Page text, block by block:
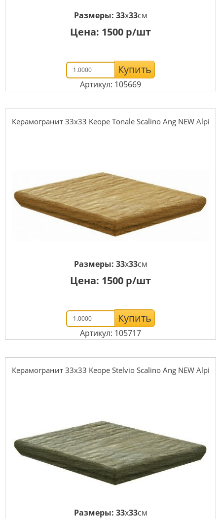
Размеры: 33x33см
Цена: 1500 р/шт
Купить
Артикул: 105669
Керамогранит 33x33 Keope Tonale Scalino Ang NEW Alpi
Размеры: 33x33см
Цена: 1500 р/шт
Купить
Артикул: 105717
Керамогранит 33x33 Keope Stelvio Scalino Ang NEW Alpi
Размеры: 33x33см